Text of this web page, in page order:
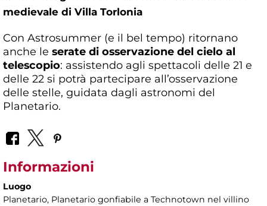
medievale di Villa Torlonia
Con Astrosummer (e il bel tempo) ritornano
anche le serate di osservazione del cielo al
telescopio: assistendo agli spettacoli delle 21 e
delle 22 si potrà partecipare all’osservazione
delle stelle, guidata dagli astronomi del
Planetario.
Informazioni
Luogo
Planetario, Planetario gonfiabile a Technotown nel villino